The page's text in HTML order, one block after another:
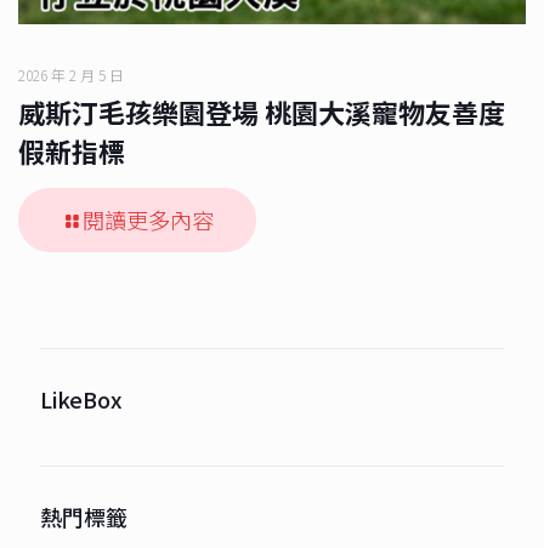
2026 年 2 月 5 日
威斯汀毛孩樂園登場 桃園大溪寵物友善度
假新指標
閱讀更多內容
LikeBox
熱門標籤